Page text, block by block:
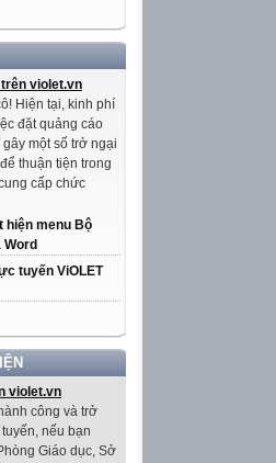
violet.vn
Hiện tại, kinh phí
đặt quảng cáo
một số trở ngại
thuận tiện trong
cấp chức
hiện menu Bộ
tuyến ViOLET
violet.vn
công và trở
nếu bạn
Giáo dục, Sở